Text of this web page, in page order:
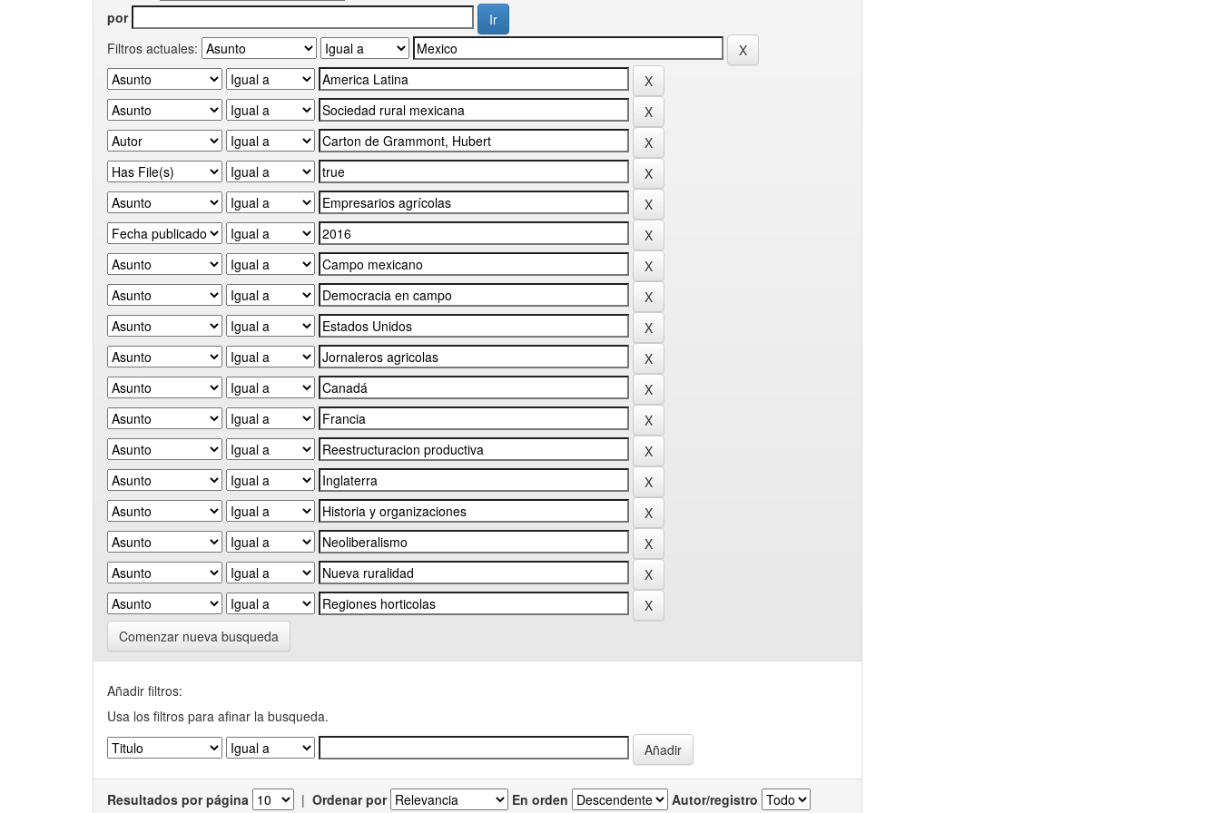
por
Filtros actuales:
Comenzar nueva busqueda
Añadir filtros:
Usa los filtros para afinar la busqueda.
Resultados por página | Ordenar por En orden Autor/registro